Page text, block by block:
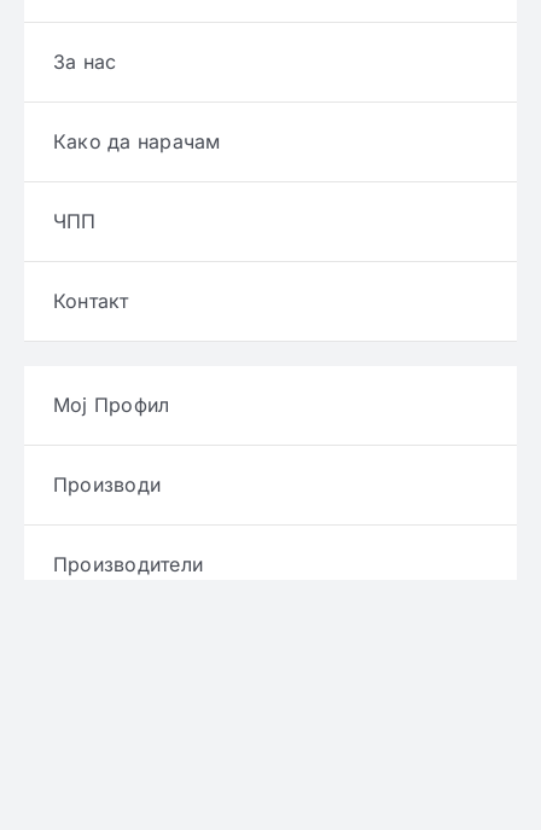
За нас
Како да нарачам
ЧПП
Контакт
Мој Профил
Производи
Производители